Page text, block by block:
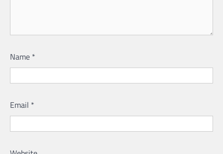
Name *
Email *